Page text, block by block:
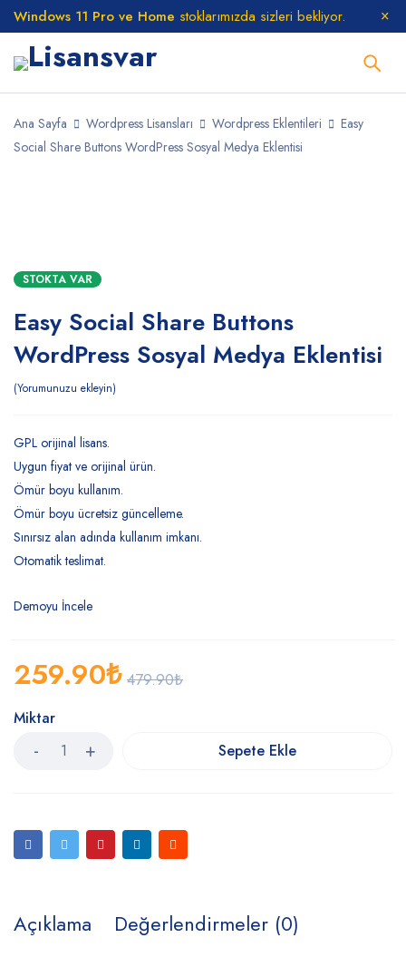
Windows 11 Pro ve Home stoklarımızda sizleri bekliyor.
Ana Sayfa Wordpress Lisansları Wordpress Eklentileri
Easy
Social Share Buttons WordPress Sosyal Medya Eklentisi
STOKTA VAR
Easy Social Share Buttons
WordPress Sosyal Medya Eklentisi
Yorumunuzu ekleyin
GPL orijinal lisans.
Uygun fiyat ve orijinal ürün.
Ömür boyu kullanım.
Ömür boyu ücretsiz güncelleme.
Sınırsız alan adında kullanım imkanı.
Otomatik teslimat.
Demoyu İncele
479.90₺
259.90₺
Miktar
Sepete Ekle
Açıklama Değerlendirmeler (0)